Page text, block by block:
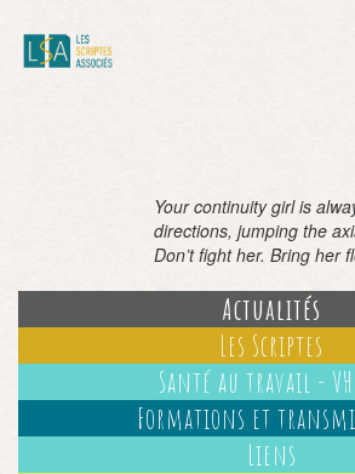
Your continuity girl is
directions, jumping the
Don’t fight her. Bring her
Actualités
Les Scriptes
Santé au travail -
Formations et
Liens